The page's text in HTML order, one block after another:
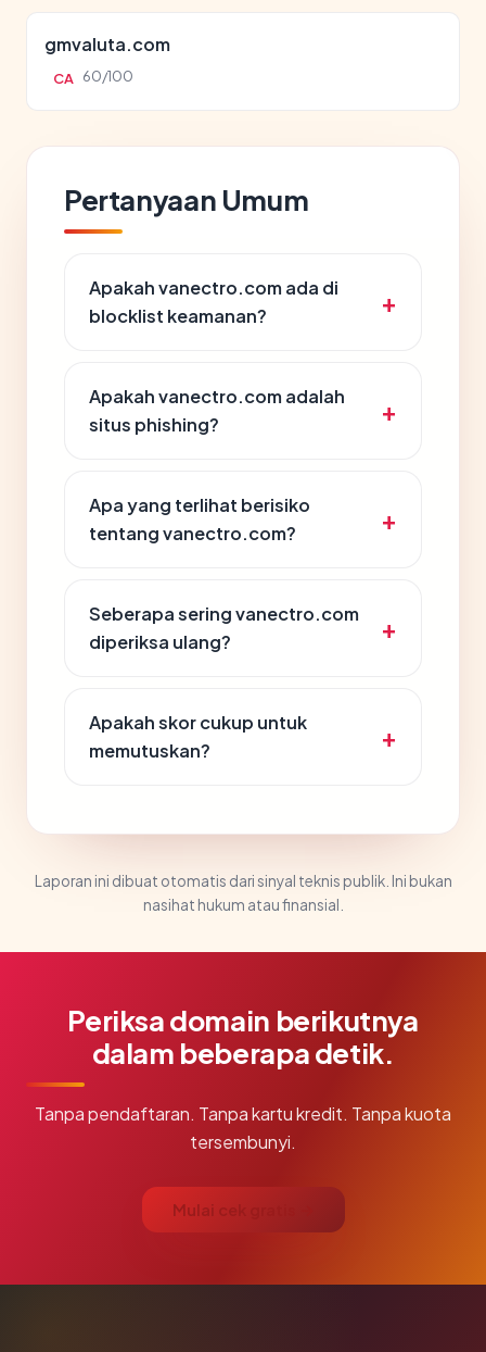
gmvaluta.com
CA 60/100
Pertanyaan Umum
Apakah vanectro.com ada di
blocklist keamanan?
Apakah vanectro.com adalah
situs phishing?
Apa yang terlihat berisiko
tentang vanectro.com?
Seberapa sering vanectro.com
diperiksa ulang?
Apakah skor cukup untuk
memutuskan?
Laporan ini dibuat otomatis dari sinyal teknis publik. Ini bukan
nasihat hukum atau finansial.
Periksa domain berikutnya
dalam beberapa detik.
Tanpa pendaftaran. Tanpa kartu kredit. Tanpa kuota
tersembunyi.
Mulai cek gratis →